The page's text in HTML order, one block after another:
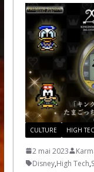
CULTURE HIGH
2 mai 2023
Disney,High Tech,